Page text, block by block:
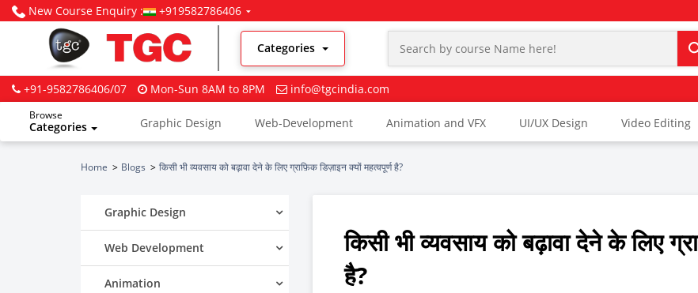
New Course Enquiry : +919582786406
Categories
+91-9582786406/07 Mon-Sun 8AM to 8PM info@tgcindia.com
Browse
Categories Graphic Design Web-Development Animation and VFX UI/UX Design Video Editing
Home Blogs किसी भी व्यवसाय को बढ़ावा देने के लिए ग्राफ़िक डिज़ाइन क्यों महत्वपूर्ण है?
Graphic Design
Web Development
Animation
किसी भी व्यवसाय को बढ़ावा देने के लिए
है?